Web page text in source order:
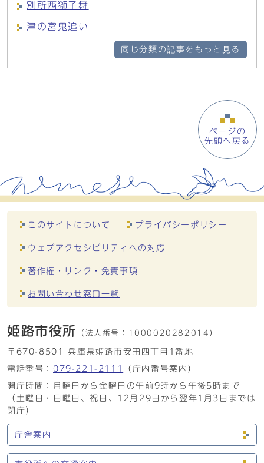
別所西獅子舞
津の宮鬼追い
同じ分類の記事をもっと見る
ページの
先頭へ戻る
このサイトについて プライバシーポリシー
ウェブアクセシビリティへの対応
著作権・リンク・免責事項
お問い合わせ窓口一覧
姫路市役所 （法人番号： 1000020282014）
〒670-8501 兵庫県姫路市安田四丁目1番地
電話番号： 079-221-2111
（庁内番号案内）
開庁時間：月曜日から金曜日の午前9時から午後5時まで
（土曜日・日曜日、祝日、12月29日から翌年1月3日までは
閉庁）
庁舎案内